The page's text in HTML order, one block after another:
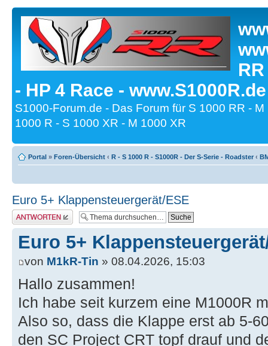
- HP 4 Race -
S1000-Forum.de - Das Forum für S 1000 RR -
1000 R - S 1000 XR - M 1000 XR
Portal » Foren-Übersicht ‹ R - S 1000 R - S1000R - Der S-Serie - Roadster ‹
Euro 5+ Klappensteuergerät/ESE
Antwort erstellen
Euro 5+
von M1kR-Tin » 08.04.2026, 15:03
Hallo zusammen!
Ich habe seit kurzem eine M1000R
Also so, dass die Klappe erst ab 5-
den SC Project CRT topf drauf und